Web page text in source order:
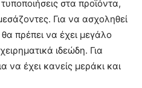
στα προϊόντα,
Για να ασχοληθεί
πρέπει να έχει μεγάλο
ιδεώδη. Για
να έχει κανείς μεράκι και